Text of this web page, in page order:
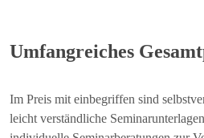
Umfangreiches
Im Preis mit einbegriffen sind
leicht verständliche